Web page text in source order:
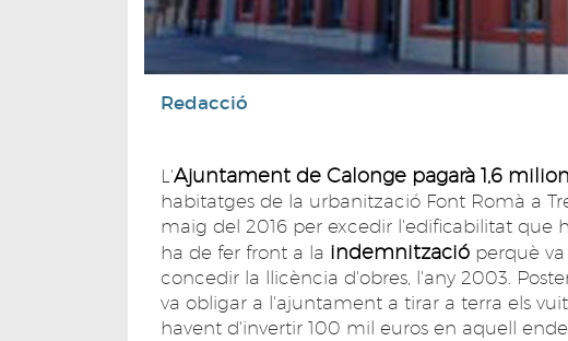
Redacció
L'Ajuntament de Calonge pagarà 1,6
habitatges de la urbanització Font Romà a
maig del 2016 per excedir l'edificabilitat que
ha de fer front a la indemnització perquè
concedir la llicència d'obres, l'any 2003.
va obligar a l'ajuntament a tirar a terra els
havent d'invertir 100 mil euros en aquell